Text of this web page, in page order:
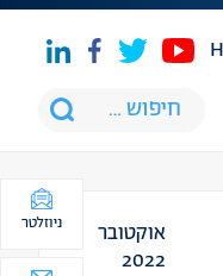
אוקטובר
2022
ניוזלטר